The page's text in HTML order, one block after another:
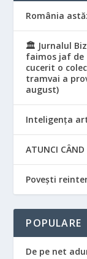
România
🏛️ Jurnalul
faimos jaf de
cucerit o
tramvai a
august)
Inteligența
ATUNCI CÂND
Povești
POPULARE
De pe net